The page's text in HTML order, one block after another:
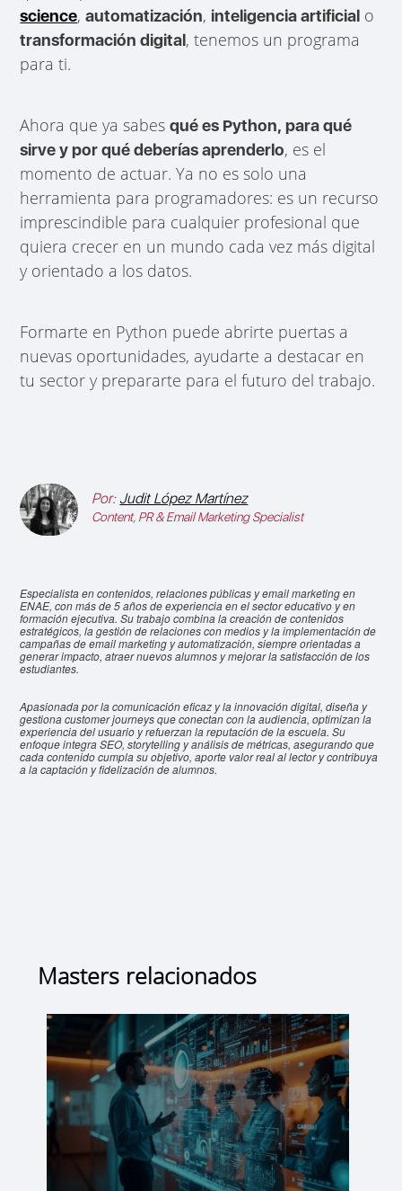
science,automatización, inteligencia artificial o
transformación digital, tenemos un programa
para ti.
Ahora que ya sabesqué es Python, para qué
sirve y por qué deberías aprenderlo, es el
momento de actuar. Ya no es solo una
herramienta para programadores: es un recurso
imprescindible para cualquier profesional que
quiera crecer en un mundo cada vez más digital
y orientado a los datos.
Formarte en Python puede abrirte puertas a
nuevas oportunidades, ayudarte a destacar en
tu sector y prepararte para el futuro del trabajo.
Por: Judit López Martínez
Content, PR & Email Marketing Specialist
Especialista en contenidos, relaciones públicas y email marketing en
ENAE, con más de 5 años de experiencia en el sector educativo y en
formación ejecutiva. Su trabajo combina la creación de contenidos
estratégicos, la gestión de relaciones con medios y la implementación de
campañas de email marketing y automatización, siempre orientadas a
generar impacto, atraer nuevos alumnos y mejorar la satisfacción de los
estudiantes.
Apasionada por la comunicación eficaz y la innovación digital, diseña y
gestiona customer journeys que conectan con la audiencia, optimizan la
experiencia del usuario y refuerzan la reputación de la escuela. Su
enfoque integra SEO, storytelling y análisis de métricas, asegurando que
cada contenido cumpla su objetivo, aporte valor real al lector y contribuya
a la captación y fidelización de alumnos.
Masters relacionados